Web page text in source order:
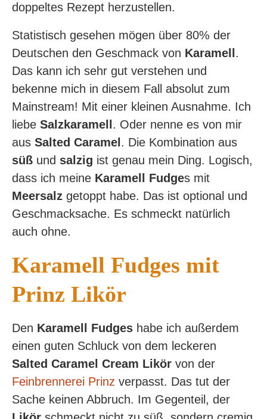
doppeltes Rezept herzustellen.
Statistisch gesehen mögen über 80% der
Deutschen den Geschmack von Karamell .
Das kann ich sehr gut verstehen und
bekenne mich in diesem Fall absolut zum
Mainstream! Mit einer kleinen Ausnahme. Ich
liebe Salzkaramell . Oder nenne es von mir
aus Salted Caramel . Die Kombination aus
süß und salzig ist genau mein Ding. Logisch,
dass ich meine Karamell Fudges mit
Meersalz getoppt habe. Das ist optional und
Geschmacksache. Es schmeckt natürlich
auch ohne.
Karamell Fudges mit
Prinz Likör
Den Karamell Fudges habe ich außerdem
einen guten Schluck von dem leckeren
Salted Caramel Cream Likör von der
Feinbrennerei Prinz verpasst. Das tut der
Sache keinen Abbruch. Im Gegenteil, der